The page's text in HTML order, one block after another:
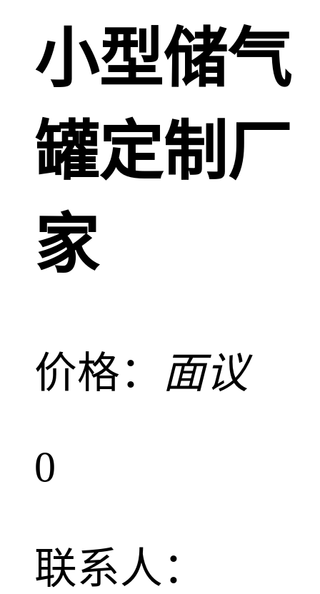
小型储气
罐定制厂
家
价格： 面议
0
联系人：